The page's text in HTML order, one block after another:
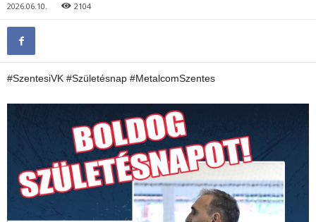
2026.06.10. 2104
#SzentesiVK #Születésnap #MetalcomSzentes